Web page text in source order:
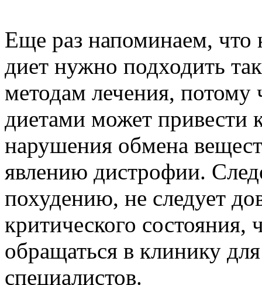
Еще раз напоминаем, что
диет нужно подходить
методам лечения, потому
диетами может привести
нарушения обмена
явлению дистрофии.
похудению, не следует
критического
обращаться в клинику
специалистов.